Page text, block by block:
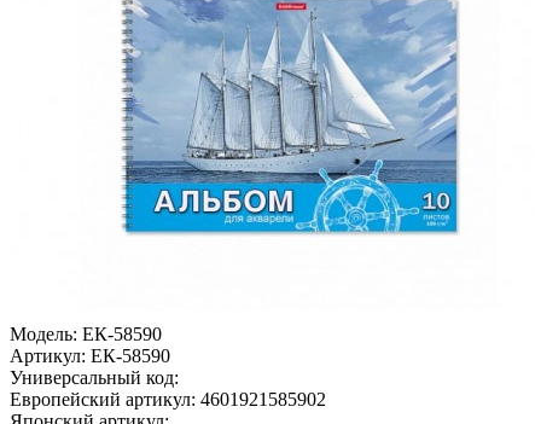
Модель: ЕК-58590
Артикул: ЕК-58590
Универсальный код:
Европейский артикул: 4601921585902